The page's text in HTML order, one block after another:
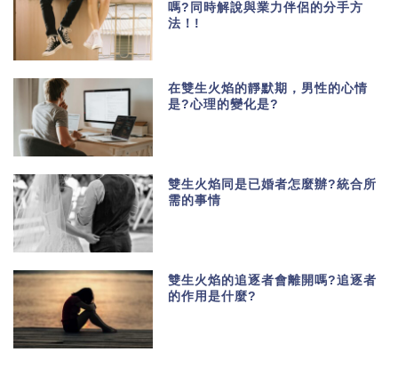
嗎?同時解說與業力伴侶的分手方
法！!
在雙生火焰的靜默期，男性的心情
是?心理的變化是?
雙生火焰同是已婚者怎麼辦?統合所
需的事情
雙生火焰的追逐者會離開嗎?追逐者
的作用是什麼?